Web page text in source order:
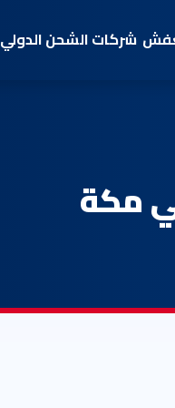
شركات الشحن الدولي
مكة